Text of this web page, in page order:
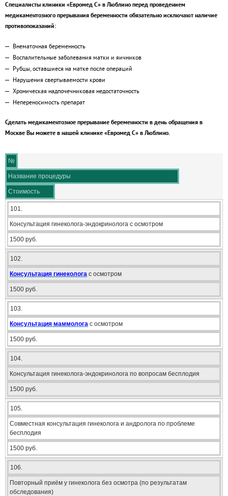
Специалисты клиники «Евромед С» в Люблино перед проведением
медикаментозного прерывания беременности обязательно исключают наличие
противопоказаний:
Внематочная беременность
Воспалительные заболевания матки и яичников
Рубцы, оставшиеся на матке после операций
Нарушения свертываемости крови
Хроническая надпочечниковая недостаточность
Непереносимость препарат
Сделать медикаментозное прерывание беременности в день обращения в
Москве Вы можете в нашей клинике «Евромед С» в Люблино.
№
Название процедуры
Стоимость
101.
Консультация гинеколога-эндокринолога с осмотром
1500 руб.
102.
Консультация гинеколога с осмотром
1500 руб.
103.
Консультация маммолога с осмотром
1500 руб.
104.
Консультация гинеколога-эндокринолога по вопросам бесплодия
1500 руб.
105.
Совместная консультация гинеколога и андролога по проблеме
бесплодия
1500 руб.
106.
Повторный приём у гинеколога без осмотра (по результатам
обследования)